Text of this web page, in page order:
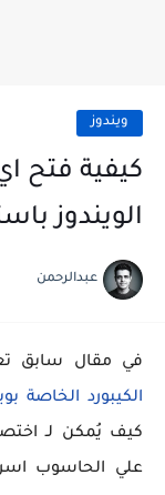
ويندوز
كيفية فتح
الويندوز
عبدالرحمن
في مقال سابق
الكيبورد الخاصة بويندوز 10 لتسهيل
كيف يُمكن لـ
علي الحاسوب